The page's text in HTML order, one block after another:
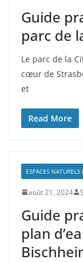
Guide
parc de
Le parc de la
cœur de
et
Read More
ESPACES NATURELS
août 21, 2024
Guide
plan